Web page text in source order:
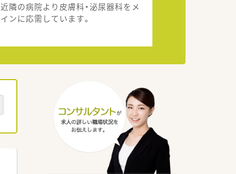
近隣の病院より皮膚科・泌尿器科をメ
インに応需しています。